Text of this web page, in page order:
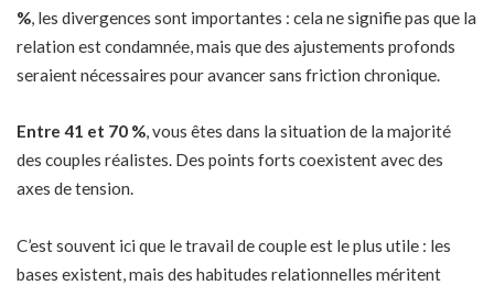
%, les divergences sont importantes : cela ne signifie pas que la
relation est condamnée, mais que des ajustements profonds
seraient nécessaires pour avancer sans friction chronique.
Entre 41 et 70 %, vous êtes dans la situation de la majorité
des couples réalistes. Des points forts coexistent avec des
axes de tension.
C’est souvent ici que le travail de couple est le plus utile : les
bases existent, mais des habitudes relationnelles méritent